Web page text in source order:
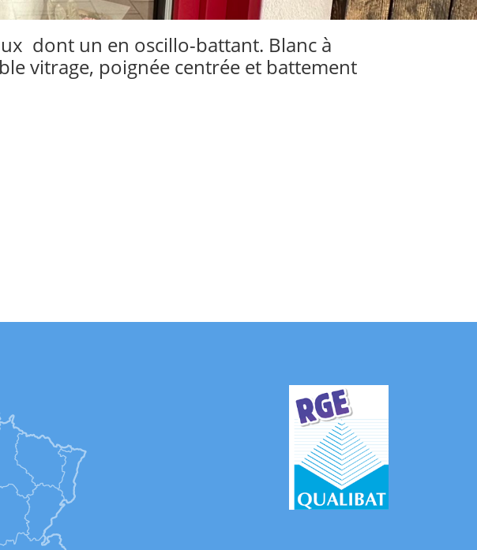
dont un en oscillo-battant. Blanc à
vitrage, poignée centrée et battement